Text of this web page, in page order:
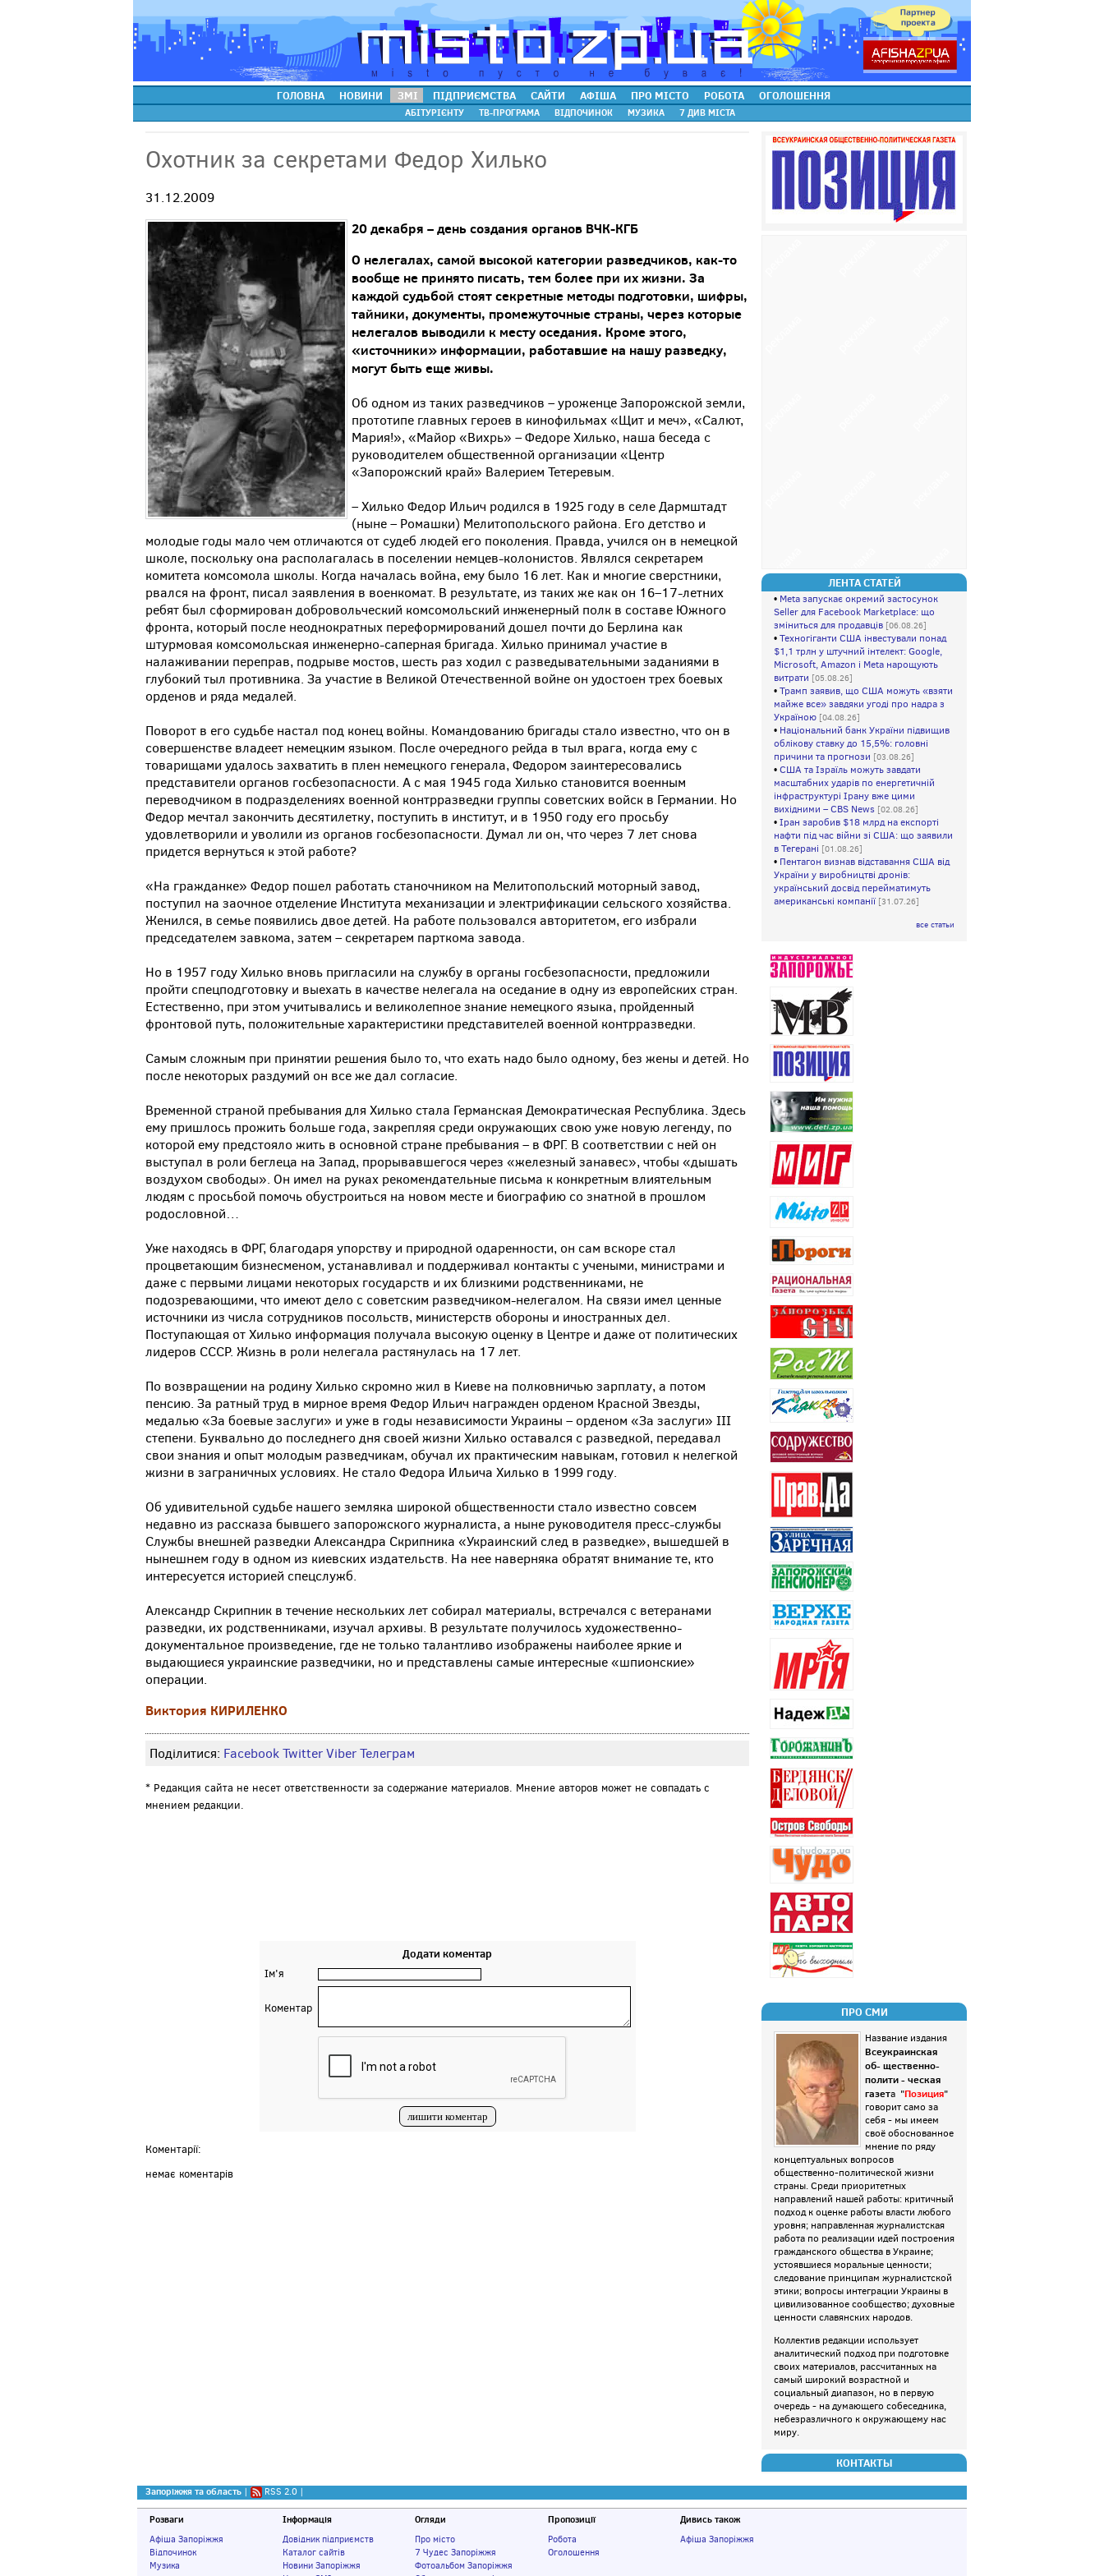
ГОЛОВНА НОВИНИ ЗМІ ПІДПРИЄМСТВА САЙТИ АФІША ПРО МІСТО РОБОТА ОГОЛОШЕННЯ
АБІТУРІЄНТУ ТВ-ПРОГРАМА ВІДПОЧИНОК МУЗИКА 7 ДИВ МІСТА
Охотник за секретами Федор Хилько
31.12.2009
20 декабря – день создания органов ВЧК-КГБ
О нелегалах, самой высокой категории разведчиков, как-то
вообще не принято писать, тем более при их жизни. За
каждой судьбой стоят секретные методы подготовки, шифры,
тайники, документы, промежуточные страны, через которые
нелегалов выводили к месту оседания. Кроме этого,
«источники» информации, работавшие на нашу разведку,
могут быть еще живы.
Об одном из таких разведчиков – уроженце Запорожской земли,
прототипе главных героев в кинофильмах «Щит и меч», «Салют,
Мария!», «Майор «Вихрь» – Федоре Хилько, наша беседа с
руководителем общественной организации «Центр
«Запорожский край» Валерием Тетеревым.
– Хилько Федор Ильич родился в 1925 году в селе Дармштадт
(ныне – Ромашки) Мелитопольского района. Его детство и
молодые годы мало чем отличаются от судеб людей его поколения. Правда, учился он в немецкой
школе, поскольку она располагалась в поселении немцев-колонистов. Являлся секретарем
комитета комсомола школы. Когда началась война, ему было 16 лет. Как и многие сверстники,
рвался на фронт, писал заявления в военкомат. В результате, из таких же как он 16–17-летних
ребят был сформирован добровольческий комсомольский инженерный полк в составе Южного
фронта, который после неоднократных переформирований дошел почти до Берлина как
штурмовая комсомольская инженерно-саперная бригада. Хилько принимал участие в
налаживании переправ, подрыве мостов, шесть раз ходил с разведывательными заданиями в
глубокий тыл противника. За участие в Великой Отечественной войне он удостоен трех боевых
орденов и ряда медалей.
Поворот в его судьбе настал под конец войны. Командованию бригады стало известно, что он в
совершенстве владеет немецким языком. После очередного рейда в тыл врага, когда ему с
товарищами удалось захватить в плен немецкого генерала, Федором заинтересовались
представители органов госбезопасности. А с мая 1945 года Хилько становится военным
переводчиком в подразделениях военной контрразведки группы советских войск в Германии. Но
Федор мечтал закончить десятилетку, поступить в институт, и в 1950 году его просьбу
удовлетворили и уволили из органов госбезопасности. Думал ли он, что через 7 лет снова
придется вернуться к этой работе?
«На гражданке» Федор пошел работать станочником на Мелитопольский моторный завод,
поступил на заочное отделение Института механизации и электрификации сельского хозяйства.
Женился, в семье появились двое детей. На работе пользовался авторитетом, его избрали
председателем завкома, затем – секретарем парткома завода.
Но в 1957 году Хилько вновь пригласили на службу в органы госбезопасности, предложили
пройти спецподготовку и выехать в качестве нелегала на оседание в одну из европейских стран.
Естественно, при этом учитывались и великолепное знание немецкого языка, пройденный
фронтовой путь, положительные характеристики представителей военной контрразведки.
Самым сложным при принятии решения было то, что ехать надо было одному, без жены и детей. Но
после некоторых раздумий он все же дал согласие.
Временной страной пребывания для Хилько стала Германская Демократическая Республика. Здесь
ему пришлось прожить больше года, закрепляя среди окружающих свою уже новую легенду, по
которой ему предстояло жить в основной стране пребывания – в ФРГ. В соответствии с ней он
выступал в роли беглеца на Запад, прорывавшегося через «железный занавес», чтобы «дышать
воздухом свободы». Он имел на руках рекомендательные письма к конкретным влиятельным
людям с просьбой помочь обустроиться на новом месте и биографию со знатной в прошлом
родословной…
Уже находясь в ФРГ, благодаря упорству и природной одаренности, он сам вскоре стал
процветающим бизнесменом, устанавливал и поддерживал контакты с учеными, министрами и
даже с первыми лицами некоторых государств и их близкими родственниками, не
подозревающими, что имеют дело с советским разведчиком-нелегалом. На связи имел ценные
источники из числа сотрудников посольств, министерств обороны и иностранных дел.
Поступающая от Хилько информация получала высокую оценку в Центре и даже от политических
лидеров СССР. Жизнь в роли нелегала растянулась на 17 лет.
По возвращении на родину Хилько скромно жил в Киеве на полковничью зарплату, а потом
пенсию. За ратный труд в мирное время Федор Ильич награжден орденом Красной Звезды,
медалью «За боевые заслуги» и уже в годы независимости Украины – орденом «За заслуги» III
степени. Буквально до последнего дня своей жизни Хилько оставался с разведкой, передавал
свои знания и опыт молодым разведчикам, обучал их практическим навыкам, готовил к нелегкой
жизни в заграничных условиях. Не стало Федора Ильича Хилько в 1999 году.
Об удивительной судьбе нашего земляка широкой общественности стало известно совсем
недавно из рассказа бывшего запорожского журналиста, а ныне руководителя пресс-службы
Службы внешней разведки Александра Скрипника «Украинский след в разведке», вышедшей в
нынешнем году в одном из киевских издательств. На нее наверняка обратят внимание те, кто
интересуется историей спецслужб.
Александр Скрипник в течение нескольких лет собирал материалы, встречался с ветеранами
разведки, их родственниками, изучал архивы. В результате получилось художественно-
документальное произведение, где не только талантливо изображены наиболее яркие и
выдающиеся украинские разведчики, но и представлены самые интересные «шпионские»
операции.
Виктория КИРИЛЕНКО
Поділитися: FacebookTwitterViberТелеграм
* Редакция сайта не несет ответственности за содержание материалов. Мнение авторов может не совпадать с
мнением редакции.
Додати коментар
Ім'я
Коментар
Коментарії:
немає коментарів
ЛЕНТА СТАТЕЙ
• Meta запускає окремий застосунок
Seller для Facebook Marketplace: що
зміниться для продавців [06.08.26]
•Техногіганти США інвестували понад
$1,1 трлн у штучний інтелект: Google,
Microsoft, Amazon і Meta нарощують
витрати [05.08.26]
•Трамп заявив, що США можуть «взяти
майже все» завдяки угоді про надра з
Україною [04.08.26]
• Національний банк України підвищив
облікову ставку до 15,5%: головні
причини та прогнози [03.08.26]
•США та Ізраїль можуть завдати
масштабних ударів по енергетичній
інфраструктурі Ірану вже цими
вихідними – CBS News [02.08.26]
•Іран заробив $18 млрд на експорті
нафти під час війни зі США: що заявили
в Тегерані [01.08.26]
• Пентагон визнав відставання США від
України у виробництві дронів:
український досвід перейматимуть
американські компанії [31.07.26]
все статьи
ПРО СМИ
Название издания
Всеукраинская
об- щественно-
полити - ческая
газета "Позиция"
говорит само за
себя - мы имеем
своё обоснованное
мнение по ряду
концептуальных вопросов
общественно-политической жизни
страны. Среди приоритетных
направлений нашей работы: критичный
подход к оценке работы власти любого
уровня; направленная журналистская
работа по реализации идей построения
гражданского общества в Украине;
устоявшиеся моральные ценности;
следование принципам журналистской
этики; вопросы интеграции Украины в
цивилизованное сообщество; духовные
ценности славянских народов.
Коллектив редакции использует
аналитический подход при подготовке
своих материалов, рассчитанных на
самый широкий возрастной и
социальный диапазон, но в первую
очередь - на думающего собеседника,
небезразличного к окружающему нас
миру.
КОНТАКТЫ
Запоріжжя та область | RSS 2.0 |
Розваги
Афіша Запоріжжя
Відпочинок
Музика
Інформація
Довідник підприємств
Каталог сайтів
Новини Запоріжжя
Огляди
Про місто
7 Чудес Запоріжжя
Фотоальбом Запоріжжя
Пропозиції
Робота
Оголошення
Дивись також
Афіша Запоріжжя